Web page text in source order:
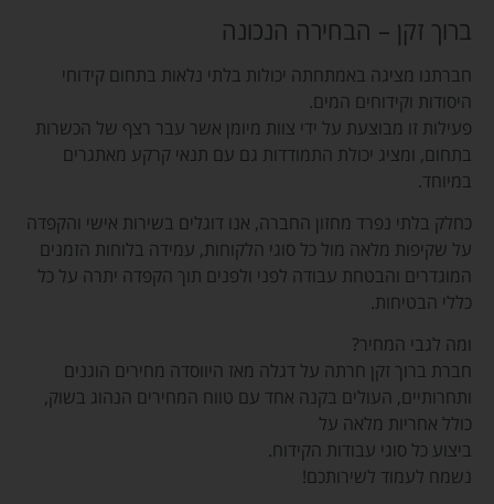
ברוך זקן – הבחירה הנכונה
חברתנו מציגה באמתחתה יכולות בלתי נלאות בתחום קידוחי
היסודות וקידוחים המים.
פעילות זו מבוצעת על ידי צוות מיומן אשר עבר רצף של הכשרות
בתחום, ומציג יכולת התמודדות גם עם תנאי קרקע מאתגרים
במיוחד.
כחלק בלתי נפרד מחזון החברה, אנו דוגלים בשירות אישי והקפדה
על שקיפות מלאה מול כל סוגי הלקוחות, עמידה בלוחות הזמנים
המוגדרים והבטחת עבודה לפני ולפנים תוך הקפדה יתרה על כל
כללי הבטיחות.
ומה לגבי המחיר?
חברת ברוך זקן חרתה על דגלה מאז היווסדה מחירים הוגנים
ותחרותיים, העולים בקנה אחד עם טווח המחירים הנהוג בשוק,
כולל אחריות מלאה על
ביצוע כל סוגי עבודות הקידוח.
נשמח לעמוד לשירותכם!